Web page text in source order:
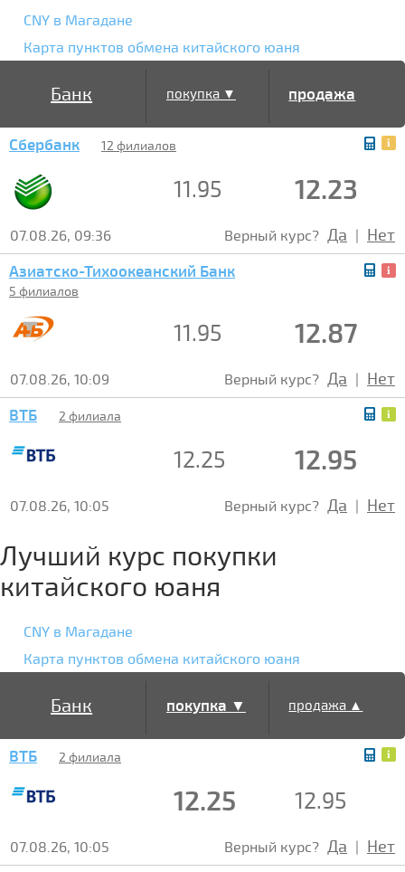
CNY в Магадане
Карта пунктов обмена китайского юаня
Банк покупка ▼ продажа
Сбербанк 12 филиалов
11.95 12.23
07.08.26, 09:36 Верный курс? Да | Нет
Азиатско-Тихоокеанский Банк
5 филиалов
11.95 12.87
07.08.26, 10:09 Верный курс? Да | Нет
ВТБ 2 филиала
12.25 12.95
07.08.26, 10:05 Верный курс? Да | Нет
Лучший курс покупки
китайского юаня
CNY в Магадане
Карта пунктов обмена китайского юаня
Банк покупка ▼ продажа ▲
ВТБ 2 филиала
12.25 12.95
07.08.26, 10:05 Верный курс? Да | Нет